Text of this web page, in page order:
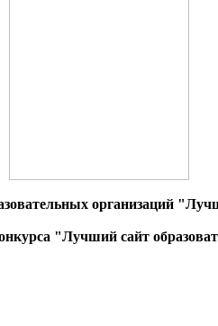
организаций
"Лучший сайт